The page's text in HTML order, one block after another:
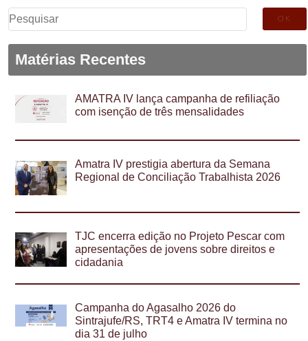
Pesquisar
por:
Matérias Recentes
AMATRA IV lança campanha de refiliação
com isenção de três mensalidades
Amatra IV prestigia abertura da Semana
Regional de Conciliação Trabalhista 2026
TJC encerra edição no Projeto Pescar com
apresentações de jovens sobre direitos e
cidadania
Campanha do Agasalho 2026 do
Sintrajufe/RS, TRT4 e Amatra IV termina no
dia 31 de julho